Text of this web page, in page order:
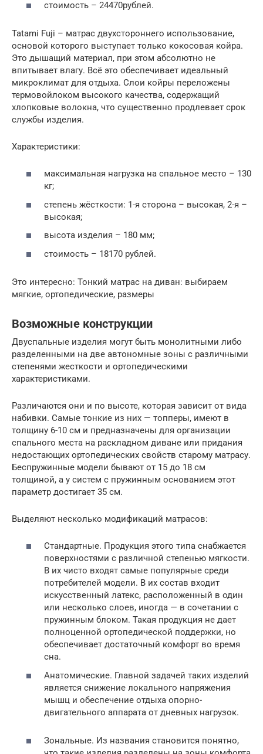
стоимость – 24470рублей.
Tatami Fuji – матрас двухстороннего использование,
основой которого выступает только кокосовая койра.
Это дышащий материал, при этом абсолютно не
впитывает влагу. Всё это обеспечивает идеальный
микроклимат для отдыха. Слои койры переложены
термовойлоком высокого качества, содержащий
хлопковые волокна, что существенно продлевает срок
службы изделия.
Характеристики:
максимальная нагрузка на спальное место – 130
кг;
степень жёсткости: 1-я сторона – высокая, 2-я –
высокая;
высота изделия – 180 мм;
стоимость – 18170 рублей.
Это интересно: Тонкий матрас на диван: выбираем
мягкие, ортопедические, размеры
Возможные конструкции
Двуспальные изделия могут быть монолитными либо
разделенными на две автономные зоны с различными
степенями жесткости и ортопедическими
характеристиками.
Различаются они и по высоте, которая зависит от вида
набивки. Самые тонкие из них — топперы, имеют в
толщину 6-10 см и предназначены для организации
спального места на раскладном диване или придания
недостающих ортопедических свойств старому матрасу.
Беспружинные модели бывают от 15 до 18 см
толщиной, а у систем с пружинным основанием этот
параметр достигает 35 см.
Выделяют несколько модификаций матрасов:
Стандартные. Продукция этого типа снабжается
поверхностями с различной степенью мягкости.
В их чисто входят самые популярные среди
потребителей модели. В их состав входит
искусственный латекс, расположенный в один
или несколько слоев, иногда — в сочетании с
пружинным блоком. Такая продукция не дает
полноценной ортопедической поддержки, но
обеспечивает достаточный комфорт во время
сна.
Анатомические. Главной задачей таких изделий
является снижение локального напряжения
мышц и обеспечение отдыха опорно-
двигательного аппарата от дневных нагрузок.
Зональные. Из названия становится понятно,